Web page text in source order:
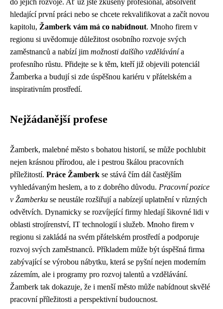
do jejich rozvoje. Ať už jste zkušený profesionál, absolvent
hledající první práci nebo se chcete rekvalifikovat a začít novou
kapitolu, Žamberk vám má co nabídnout. Mnoho firem v
regionu si uvědomuje důležitost osobního rozvoje svých
zaměstnanců a nabízí jim možnosti dalšího vzdělávánía
profesního růstu. Přidejte se k těm, kteří již objevili potenciál
Žamberka a budují si zde úspěšnou kariéru v přátelském a
inspirativním prostředí.
Nejžádanější profese
Žamberk, malebné město s bohatou historií, se může pochlubit
nejen krásnou přírodou, ale i pestrou škálou pracovních
příležitostí. Práce Žamberk se stává čím dál častějším
vyhledávaným heslem, a to z dobrého důvodu. Pracovní pozice
v Žamberku se neustále rozšiřují a nabízejí uplatnění v různých
odvětvích. Dynamicky se rozvíjející firmy hledají šikovné lidi v
oblasti strojírenství, IT technologií i služeb. Mnoho firem v
regionu si zakládá na svém přátelském prostředí a podporuje
rozvoj svých zaměstnanců. Příkladem může být úspěšná firma
zabývající se výrobou nábytku, která se pyšní nejen moderním
zázemím, ale i programy pro rozvoj talentů a vzdělávání.
Žamberk tak dokazuje, že i menší město může nabídnout skvělé
pracovní příležitosti a perspektivní budoucnost.